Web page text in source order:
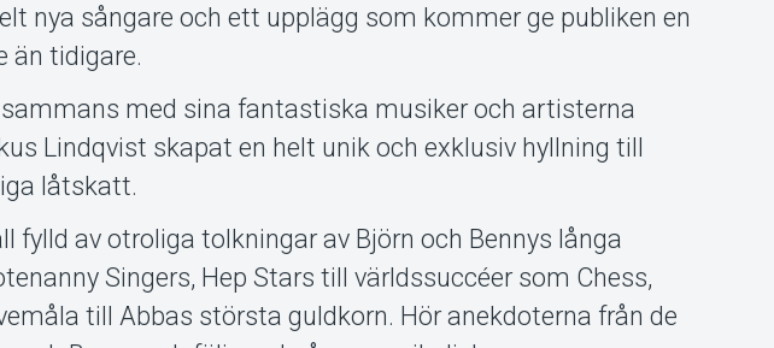
nya sångare och ett upplägg som kommer ge publiken en
än tidigare.
med sina fantastiska musiker och artisterna
Lindqvist skapat en helt unik och exklusiv hyllning till
låtskatt.
fylld av otroliga tolkningar av Björn och Bennys långa
Singers, Hep Stars till världssuccéer som Chess,
till Abbas största guldkorn. Hör anekdoterna från de